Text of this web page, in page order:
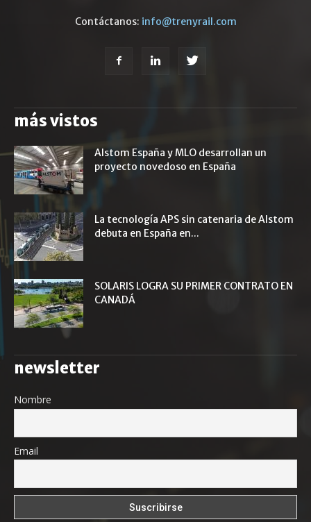
Contáctanos: info@trenyrail.com
más vistos
Alstom España y MLO desarrollan un
proyecto novedoso en España
La tecnología APS sin catenaria de Alstom
debuta en España en...
SOLARIS LOGRA SU PRIMER CONTRATO EN
CANADÁ
newsletter
Nombre
Email